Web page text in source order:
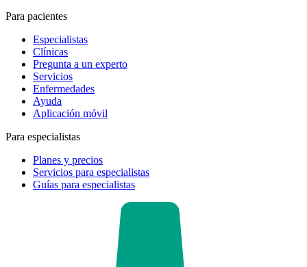
Para pacientes
Especialistas
Clínicas
Pregunta a un experto
Servicios
Enfermedades
Ayuda
Aplicación móvil
Para especialistas
Planes y precios
Servicios para especialistas
Guías para especialistas